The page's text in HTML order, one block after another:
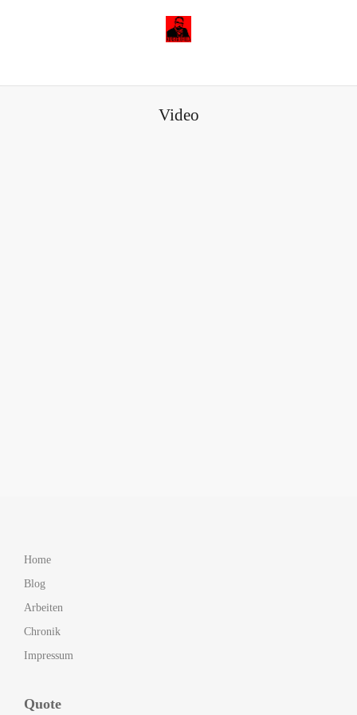
Video
Home
Blog
Arbeiten
Chronik
Impressum
Quote